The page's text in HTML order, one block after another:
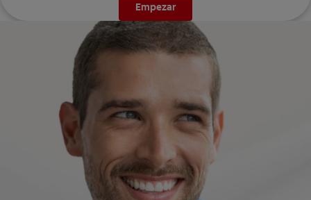
Empezar